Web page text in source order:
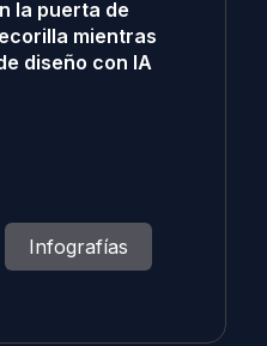
la puerta de
mientras
diseño con IA
Infografías